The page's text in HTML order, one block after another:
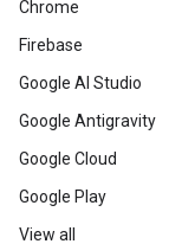
Chrome
Firebase
Google AI Studio
Google Antigravity
Google Cloud
Google Play
View all